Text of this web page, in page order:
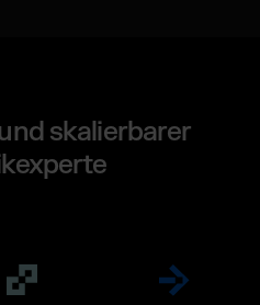
skalierbarer